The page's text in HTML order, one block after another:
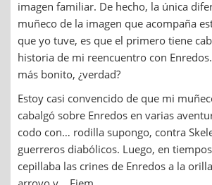
imagen familiar. De hecho, la única
muñeco de la imagen que acompaña
que yo tuve, es que el primero tiene
historia de mi reencuentro con
más bonito, ¿verdad?
Estoy casi convencido de que mi
cabalgó sobre Enredos en varias
codo con… rodilla supongo, contra
guerreros diabólicos. Luego, en
cepillaba las crines de Enredos a la